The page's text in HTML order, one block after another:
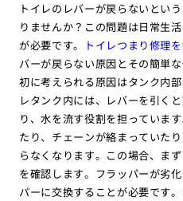
トイレのレバーが戻らないとい
りませんか？この問題は日常生
が必要です。
トイレつまり修理
バーが戻らない原因とその簡単
初に考えられる原因はタンク内
レタンク内には、レバーを引く
り、水を流す役割を担っていま
たり、チェーンが絡まっていた
らなくなります。この場合、ま
を確認します。フラッパーが劣
パーに交換することが必要です